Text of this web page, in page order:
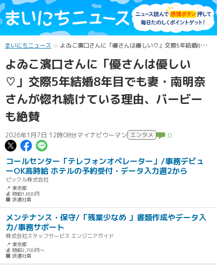
まいにちニュース よゐこ濱口さんに「優さんは優しい♡」交際5年結婚8年目でも妻・南明奈さんが惚れ続けている理由、バービーも絶賛
よゐこ濱口さんに「優さんは優しい
♡」交際5年結婚8年目でも妻・南明奈
さんが惚れ続けている理由、バービー
も絶賛
2026年1月7日 12時08分マイナビウーマン エンタメ 0
この記事についてポスト
この記事についてFacebookでシェ
コールセンター「テレフォンオペレーター」/事務デビュ
ーOK高時給 ホテルの予約受付・データ入力週2から
ピックル株式会社
📍 東京都
💰 時給1,800円
🏢 派遣社員
メンテナンス・保守/「残業少なめ 」書類作成やデータ入
力/事務サポート
株式会社スタッフサービス エンジニアガイド
📍 東京都
💰 時給2,700円～
🏢 派遣社員